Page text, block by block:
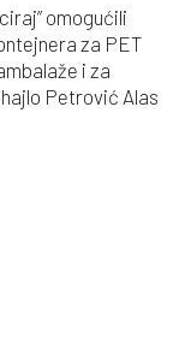
omogućili
za PET
i za
Petrović Alas